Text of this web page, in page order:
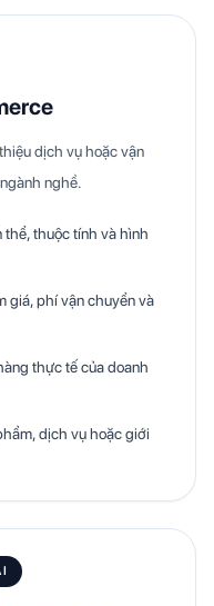
dịch vụ hoặc vận
nghề.
thể, thuộc tính và hình
giá, phí vận chuyển và
thực tế của doanh
dịch vụ hoặc giới